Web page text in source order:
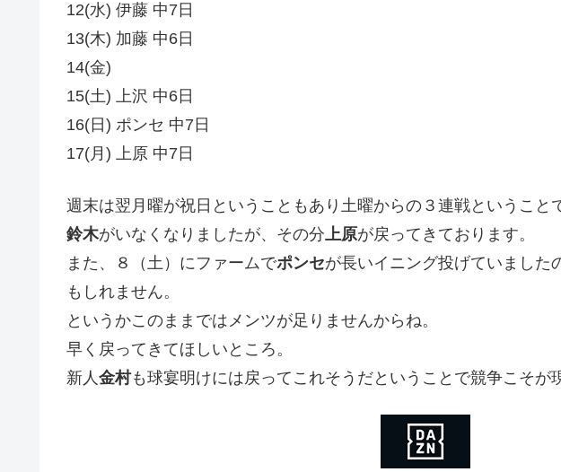
12(水) 伊藤 中7日
13(木) 加藤 中6日
14(金)
15(土) 上沢 中6日
16(日) ポンセ 中7日
17(月) 上原 中7日
週末は翌月曜が祝日ということもあり土曜からの３連戦ということ
鈴木がいなくなりましたが、その分 上原が戻ってきております。
また、８（土）にファームでポンセが長いイニング投げていました
もしれません。
というかこのままではメンツが足りませんからね。
早く戻ってきてほしいところ。
新人 金村も球宴明けには戻ってこれそうだということで競争こそが